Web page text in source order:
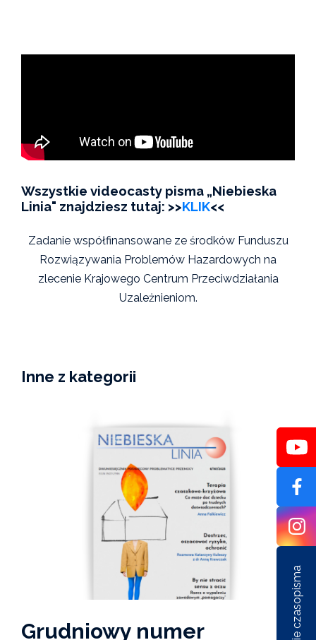
Wszystkie videocasty pisma „Niebieska
Linia" znajdziesz tutaj: >>KLIK<<
Zadanie współfinansowane ze środków Funduszu
Rozwiązywania Problemów Hazardowych na
zlecenie Krajowego Centrum Przeciwdziałania
Uzależnieniom.
Inne z kategorii
Grudniowy numer